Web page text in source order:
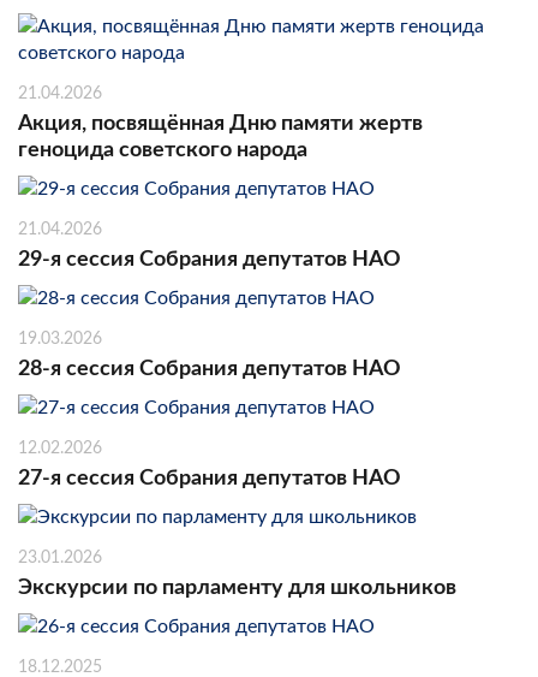
21.04.2026
Акция, посвящённая Дню памяти жертв
геноцида советского народа
21.04.2026
29-я сессия Собрания депутатов НАО
19.03.2026
28-я сессия Собрания депутатов НАО
12.02.2026
27-я сессия Собрания депутатов НАО
23.01.2026
Экскурсии по парламенту для школьников
18.12.2025